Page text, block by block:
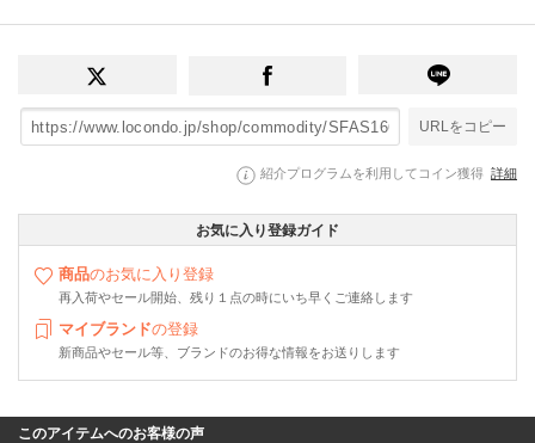
URLをコピー
紹介プログラムを利用してコイン獲得 詳細
お気に入り登録ガイド
商品のお気に入り登録
再入荷やセール開始、残り１点の時にいち早くご連絡します
マイブランドの登録
新商品やセール等、ブランドのお得な情報をお送りします
このアイテムへのお客様の声